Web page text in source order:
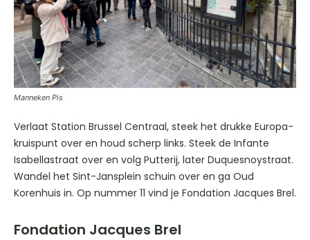
Manneken Pis
Verlaat Station Brussel Centraal, steek het drukke Europa-
kruispunt over en houd scherp links. Steek de Infante
Isabellastraat over en volg Putterij, later Duquesnoystraat.
Wandel het Sint-Jansplein schuin over en ga Oud
Korenhuis in. Op nummer 11 vind je Fondation Jacques Brel.
Fondation Jacques Brel